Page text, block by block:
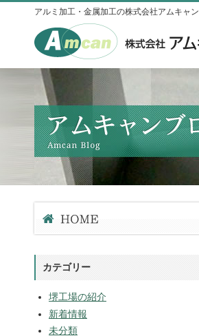
アルミ加工・金属加工の株式会社アムキャン
カテゴリー
堺工場の紹介
新着情報
未分類